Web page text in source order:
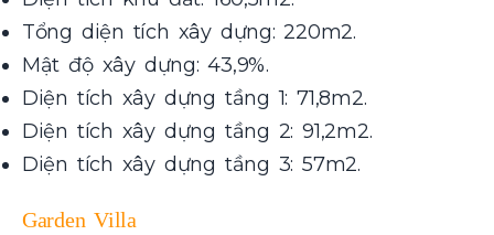
Tổng diện tích xây dựng: 220m2.
Mật độ xây dựng: 43,9%.
Diện tích xây dựng tầng 1: 71,8m2.
Diện tích xây dựng tầng 2: 91,2m2.
Diện tích xây dựng tầng 3: 57m2.
Garden Villa